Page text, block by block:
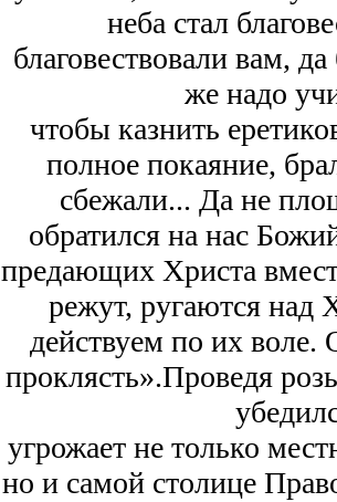
неба стал
благовествовали вам,
же надо
чтобы казнить
полное покаяние,
сбежали... Да не
обратился на нас
предающих Христа
режут, ругаются над
действуем по их воле.
проклясть».Проведя
угрожает не только
но и самой столице